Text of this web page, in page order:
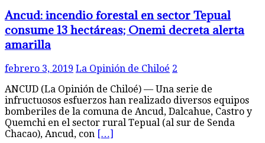
Ancud: incendio forestal en sector Tepual
consume 13 hectáreas; Onemi decreta alerta
amarilla
febrero 3, 2019 La Opinión de Chiloé 2
ANCUD (La Opinión de Chiloé) — Una serie de
infructuosos esfuerzos han realizado diversos equipos
bomberiles de la comuna de Ancud, Dalcahue, Castro y
Quemchi en el sector rural Tepual (al sur de Senda
Chacao), Ancud, con […]